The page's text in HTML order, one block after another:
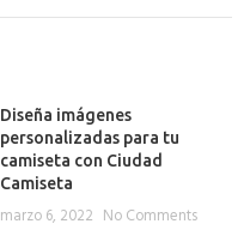
Diseña imágenes
personalizadas para tu
camiseta con Ciudad
Camiseta
marzo 6, 2022 No Comments